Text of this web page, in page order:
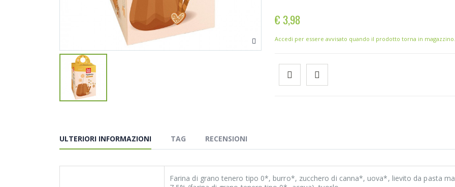
€ 3,98
Accedi per essere avvisato quando il prodotto torna in magazzino.
ULTERIORI INFORMAZIONI TAG RECENSIONI
Farina di grano tenero tipo 0*, burro*, zucchero di canna*, uova*, lievito da pasta